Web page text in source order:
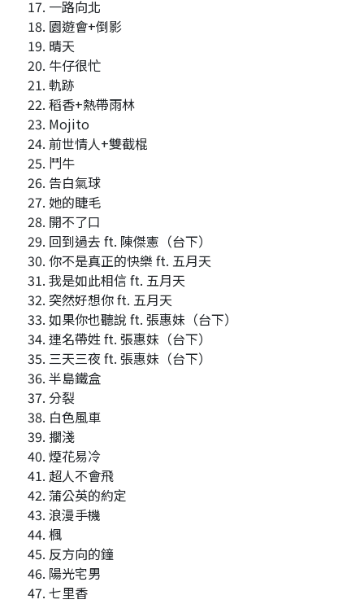
一路向北
園遊會+倒影
晴天
牛仔很忙
軌跡
稻香+熱帶雨林
Mojito
前世情人+雙截棍
鬥牛
告白氣球
她的睫毛
開不了口
回到過去 ft. 陳傑憲（台下）
你不是真正的快樂 ft. 五月天
我是如此相信 ft. 五月天
突然好想你 ft. 五月天
如果你也聽說 ft. 張惠妹（台下）
連名帶姓 ft. 張惠妹（台下）
三天三夜 ft. 張惠妹（台下）
半島鐵盒
分裂
白色風車
擱淺
煙花易冷
超人不會飛
蒲公英的約定
浪漫手機
楓
反方向的鐘
陽光宅男
七里香